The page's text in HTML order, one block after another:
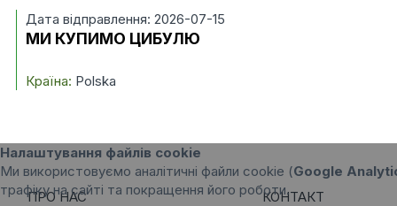
Дата відправлення: 2026-07-15
МИ КУПИМО ЦИБУЛЮ
Країна: Polska
Налаштування файлів cookie
Ми використовуємо аналітичні файли cookie (Google
трафіку на сайті та покращення його роботи.
ПРО НАС
КОНТАКТ